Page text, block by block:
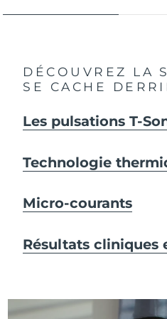
DÉCOUVREZ LA
SE CACHE
Les pulsations T-
Technologie
Micro-courants
Résultats cliniques